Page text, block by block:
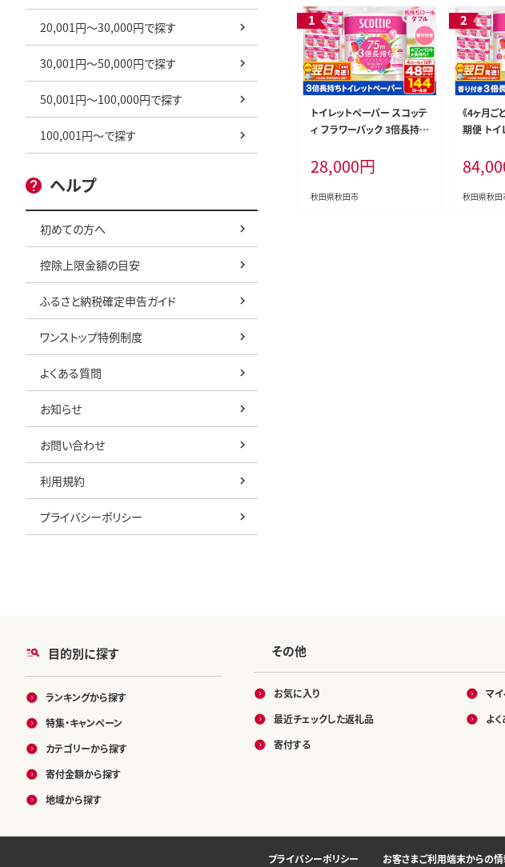
20,001円～30,000円で探す
30,001円～50,000円で探す
50,001円～100,000円で探す
100,001円～で探す
ヘルプ
初めての方へ
控除上限金額の目安
ふるさと納税確定申告ガイド
ワンストップ特例制度
よくある質問
お知らせ
お問い合わせ
利用規約
プライバシーポリシー
トイレットペーパー スコッテ
ィ フラワーパック 3倍長持ち
12パック 日用品 最短翌日
発送 [スコッティ フラワーパ
ック トイレットペーパー 日
28,000円
秋田県秋田市
《4ヶ月ご
期便 トイ
長持ち〈
ブル
発送 [スコ
秋田県秋田
目的別に探す
ランキングから探す
特集・キャンペーン
カテゴリーから探す
寄付金額から探す
地域から探す
その他
お気に入り
最近チェックした返礼品
寄付する
マ
よ
プライバシーポリシー お客さまご利用端末からの